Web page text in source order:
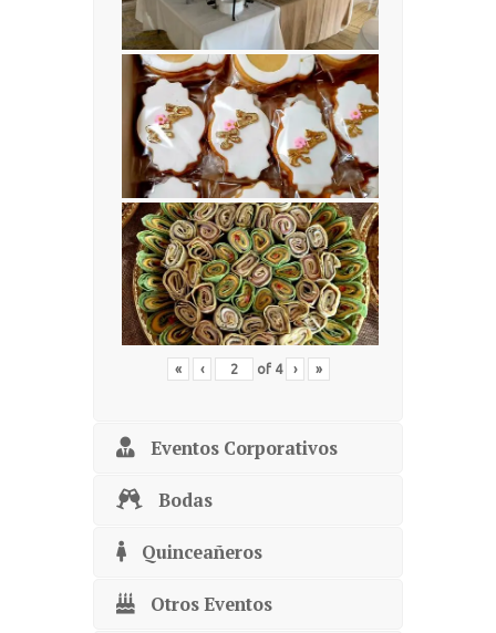
« ‹ of 4 › »
Eventos Corporativos
Bodas
Quinceañeros
Otros Eventos